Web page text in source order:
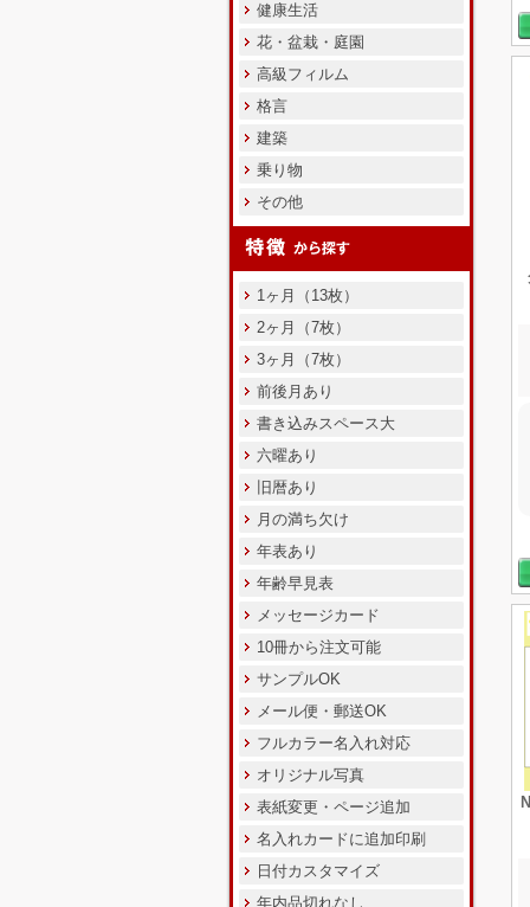
健康生活
花・盆栽・庭園
高級フィルム
格言
建築
乗り物
その他
1ヶ月（13枚）
2ヶ月（7枚）
3ヶ月（7枚）
前後月あり
書き込みスペース大
六曜あり
旧暦あり
月の満ち欠け
年表あり
年齢早見表
メッセージカード
10冊から注文可能
サンプルOK
メール便・郵送OK
フルカラー名入れ対応
オリジナル写真
表紙変更・ページ追加
名入れカードに追加印刷
日付カスタマイズ
年内品切れなし